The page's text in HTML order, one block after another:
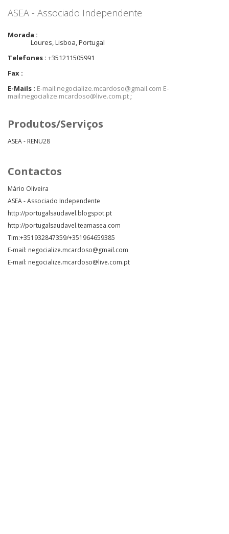
ASEA - Associado Independente
Morada :
Loures, Lisboa, Portugal
Telefones : +351211505991
Fax :
E-Mails : E-mail:negocialize.mcardoso@gmail.com E-
mail:negocialize.mcardoso@live.com.pt;
Produtos/Serviços
ASEA - RENU28
Contactos
Mário Oliveira
ASEA - Associado Independente
http://portugalsaudavel.blogspot.pt
http://portugalsaudavel.teamasea.com
Tlm:+351932847359/+351964659385
E-mail: negocialize.mcardoso@gmail.com
E-mail: negocialize.mcardoso@live.com.pt